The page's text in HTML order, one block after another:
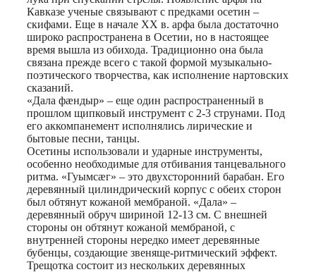
Кавказе ученые связывают с предками осетин –
скифами. Еще в начале XX в. арфа была достаточно
широко распространена в Осетии, но в настоящее
время вышла из обихода. Традиционно она была
связана прежде всего с такой формой музыкально-
поэтического творчества, как исполнение нартовских
сказаний.
«Дала фæндыр» – еще один распространенный в
прошлом щипковый инструмент с 2-3 струнами. Под
его аккомпанемент исполнялись лирические и
бытовые песни, танцы.
Осетины использовали и ударные инструменты,
особенно необходимые для отбивания танцевального
ритма. «Гуымсæг» – это двухсторонний барабан. Его
деревянный цилиндрический корпус с обеих сторон
был обтянут кожаной мембраной. «Дала» –
деревянный обруч шириной 12-13 см. С внешней
стороны он обтянут кожаной мембраной, с
внутренней стороны нередко имеет деревянные
бубенцы, создающие звеняще-ритмический эффект.
Трещотка состоит из нескольких деревянных